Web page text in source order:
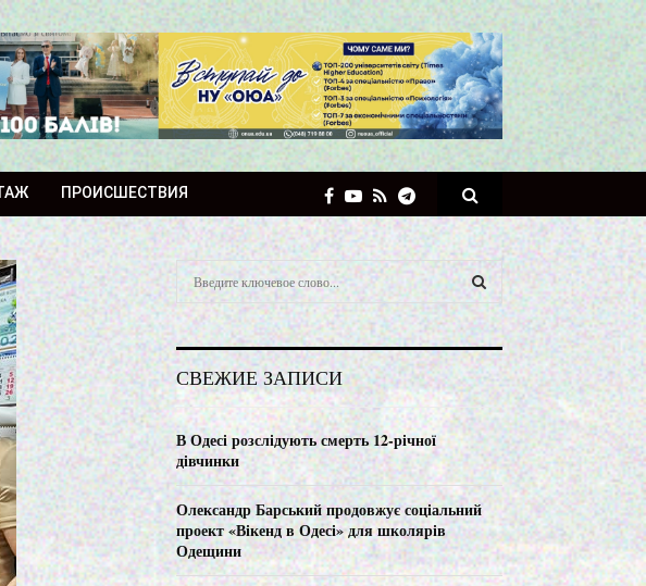
ПРОИСШЕСТВИЯ
S
e
a
r
c
h
f
o
r
:
S
E
A
R
C
H
СВЕЖИЕ ЗАПИСИ
В Одесі розслідують смерть 12-річної
дівчинки
Олександр Барський продовжує соціальний
проект «Вікенд в Одесі» для школярів
Одещини